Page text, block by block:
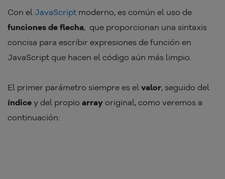
Con el JavaScript moderno, es común el uso de
funciones de flecha, que proporcionan una sintaxis
concisa para escribir expresiones de función en
JavaScript que hacen el código aún más limpio.
El primer parámetro siempre es el valor, seguido del
índice y del propio array original, como veremos a
continuación: